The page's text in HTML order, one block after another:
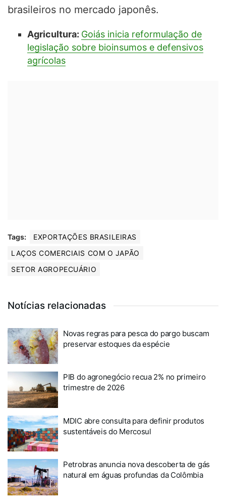
brasileiros no mercado japonês.
Agricultura: Goiás inicia reformulação de
legislação sobre bioinsumos e defensivos
agrícolas
Tags:
EXPORTAÇÕES BRASILEIRAS
LAÇOS COMERCIAIS COM O JAPÃO
SETOR AGROPECUÁRIO
Notícias relacionadas
Novas regras para pesca do pargo buscam
preservar estoques da espécie
PIB do agronegócio recua 2% no primeiro
trimestre de 2026
MDIC abre consulta para definir produtos
sustentáveis do Mercosul
Petrobras anuncia nova descoberta de gás
natural em águas profundas da Colômbia